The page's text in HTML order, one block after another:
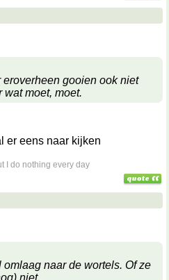
gooien ook niet
moet, moet.
er eens naar kijken
I do nothing every day
naar de wortels. Of ze
niet.